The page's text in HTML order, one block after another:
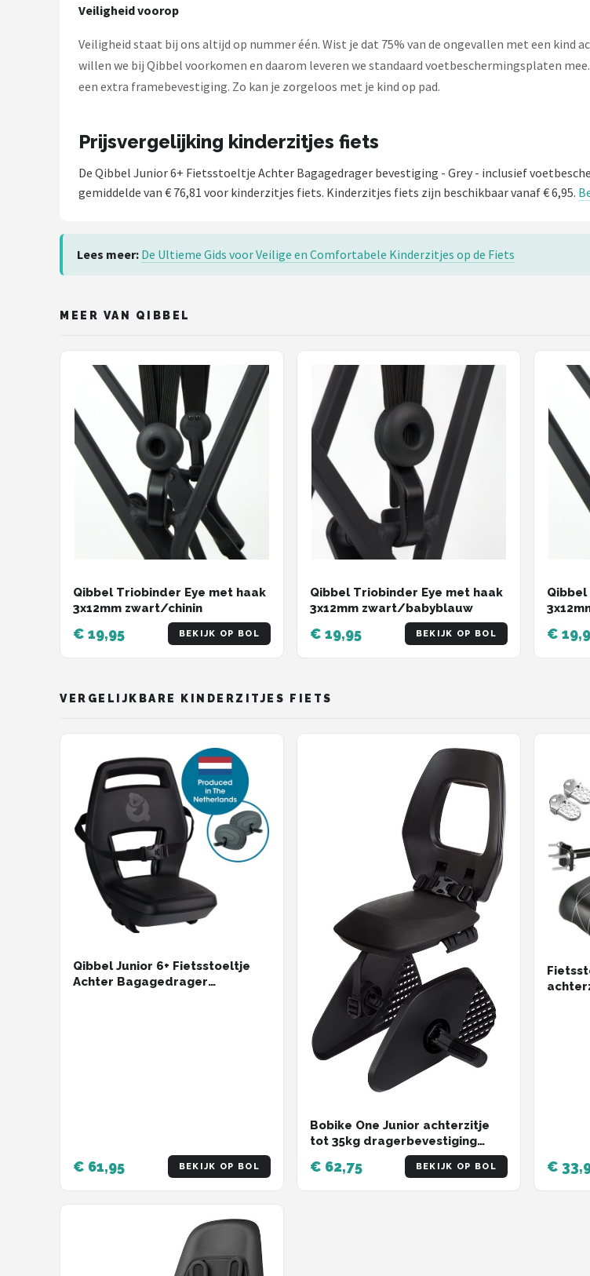
Veiligheid voorop
Veiligheid staat bij ons altijd op nummer één. Wist je dat 75% van de ongevallen met een kind
willen we bij Qibbel voorkomen en daarom leveren we standaard voetbeschermingsplaten
een extra framebevestiging. Zo kan je zorgeloos met je kind op pad.
Prijsvergelijking kinderzitjes fiets
De Qibbel Junior 6+ Fietsstoeltje Achter Bagagedrager bevestiging - Grey - inclusief
gemiddelde van € 76,81 voor kinderzitjes fiets. Kinderzitjes fiets zijn beschikbaar vanaf € 6,95.
Lees meer: De Ultieme Gids voor Veilige en Comfortabele Kinderzitjes op de Fiets
MEER VAN QIBBEL
Qibbel Triobinder Eye met haak
3x12mm zwart/chinin
€ 19,95 BEKIJK OP BOL
Qibbel Triobinder Eye met haak
3x12mm zwart/babyblauw
€ 19,95 BEKIJK OP BOL €
VERGELIJKBARE KINDERZITJES FIETS
Qibbel Junior 6+ Fietsstoeltje
Achter Bagagedrager
€ 61,95 BEKIJK OP BOL
Bobike One Junior achterzitje
tot 35kg dragerbevestiging
€ 62,75 BEKIJK OP BOL €